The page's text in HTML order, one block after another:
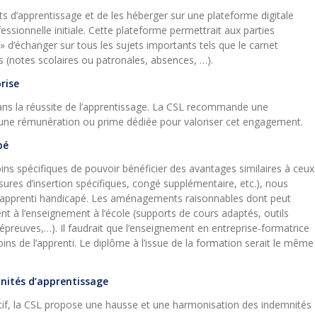
d’apprentissage et de les héberger sur une plateforme digitale
initiale. Cette plateforme permettrait aux parties
d’échanger sur tous les sujets importants tels que le carnet
(notes scolaires ou patronales, absences, …).
la réussite de l’apprentissage. La CSL recommande une
rémunération ou prime dédiée pour valoriser cet engagement.
spécifiques de pouvoir bénéficier des avantages similaires à ceux
d’insertion spécifiques, congé supplémentaire, etc.), nous
handicapé. Les aménagements raisonnables dont peut
à l’enseignement à l’école (supports de cours adaptés, outils
Il faudrait que l’enseignement en entreprise-formatrice
de l’apprenti. Le diplôme à l’issue de la formation serait le même
d’apprentissage
la CSL propose une hausse et une harmonisation des indemnités